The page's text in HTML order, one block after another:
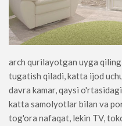
arch qurilayotgan uyga
tugatish qiladi, katta ijod
davra kamar, qaysi
katta samolyotlar bilan va
tog'ora nafaqat, lekin TV,